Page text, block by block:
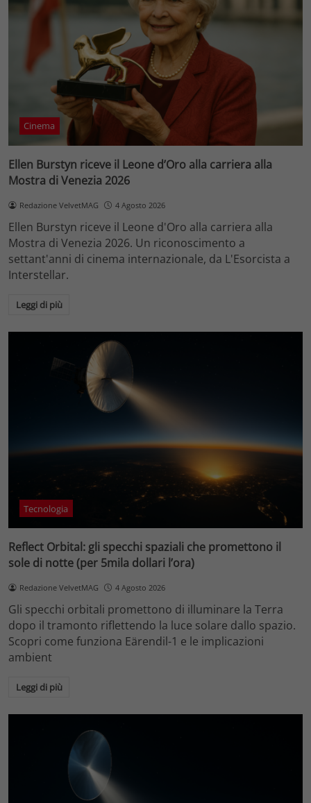
Cinema
Ellen Burstyn riceve il Leone d’Oro alla carriera alla
Mostra di Venezia 2026
Redazione VelvetMAG 4 Agosto 2026
Ellen Burstyn riceve il Leone d'Oro alla carriera alla
Mostra di Venezia 2026. Un riconoscimento a
settant'anni di cinema internazionale, da L'Esorcista a
Interstellar.
Leggi di più
Tecnologia
Reflect Orbital: gli specchi spaziali che promettono il
sole di notte (per 5mila dollari l’ora)
Redazione VelvetMAG 4 Agosto 2026
Gli specchi orbitali promettono di illuminare la Terra
dopo il tramonto riflettendo la luce solare dallo spazio.
Scopri come funziona Eärendil-1 e le implicazioni
ambient
Leggi di più